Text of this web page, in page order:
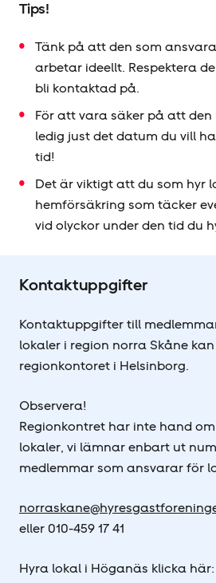
Tips!
Tänk på att den som
arbetar ideellt. Respektera
bli kontaktad på.
För att vara säker på att
ledig just det datum du vill
tid!
Det är viktigt att du som hyr
hemförsäkring som täcker
vid olyckor under den tid du
Kontaktuppgifter
Kontaktuppgifter till
lokaler i region norra Skåne
regionkontoret i Helsinborg.
Observera!
Regionkontret har inte hand
lokaler, vi lämnar enbart ut
medlemmar som ansvarar för
eller 010-459 17 41
Hyra lokal i Höganäs klicka här: